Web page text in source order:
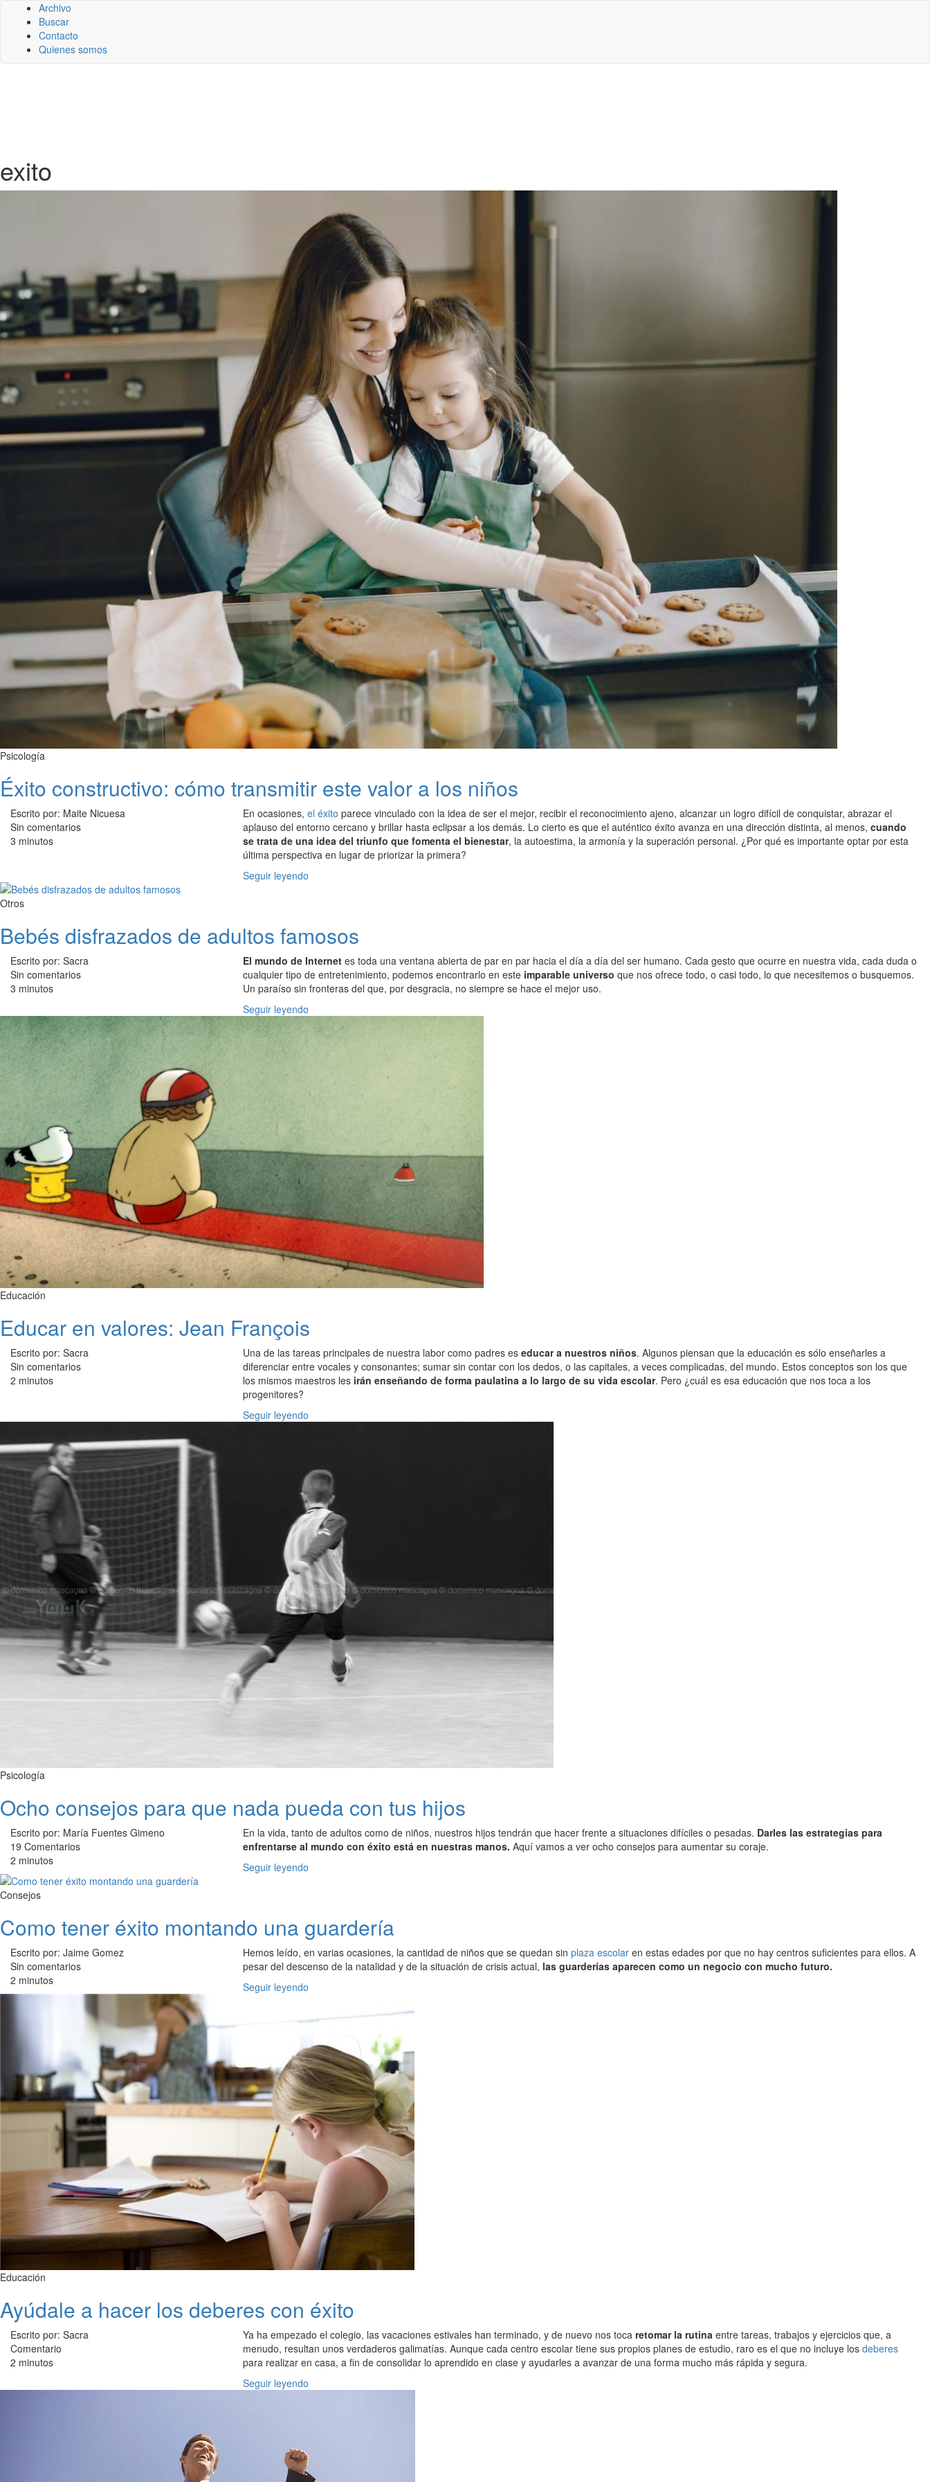
Archivo
Buscar
Contacto
Quienes somos
exito
Psicología
Éxito constructivo: cómo transmitir este valor a los niños
Escrito por: Maite Nicuesa
Sin comentarios
3 minutos
En ocasiones, el éxito parece vinculado con la idea de ser el mejor, recibir el reconocimiento ajeno, alcanzar un logro difícil de conquistar, abrazar el
aplauso del entorno cercano y brillar hasta eclipsar a los demás. Lo cierto es que el auténtico éxito avanza en una dirección distinta, al menos, cuando
se trata de una idea del triunfo que fomenta el bienestar, la autoestima, la armonía y la superación personal. ¿Por qué es importante optar por esta
última perspectiva en lugar de priorizar la primera?
Seguir leyendo
Otros
Bebés disfrazados de adultos famosos
Escrito por: Sacra
Sin comentarios
3 minutos
El mundo de Internet es toda una ventana abierta de par en par hacia el día a día del ser humano. Cada gesto que ocurre en nuestra vida, cada duda o
cualquier tipo de entretenimiento, podemos encontrarlo en este imparable universo que nos ofrece todo, o casi todo, lo que necesitemos o busquemos.
Un paraíso sin fronteras del que, por desgracia, no siempre se hace el mejor uso.
Seguir leyendo
Educación
Educar en valores: Jean François
Escrito por: Sacra
Sin comentarios
2 minutos
Una de las tareas principales de nuestra labor como padres es educar a nuestros niños. Algunos piensan que la educación es sólo enseñarles a
diferenciar entre vocales y consonantes; sumar sin contar con los dedos, o las capitales, a veces complicadas, del mundo. Estos conceptos son los que
los mismos maestros les irán enseñando de forma paulatina a lo largo de su vida escolar. Pero ¿cuál es esa educación que nos toca a los
progenitores?
Seguir leyendo
Psicología
Ocho consejos para que nada pueda con tus hijos
Escrito por: María Fuentes Gimeno
19 Comentarios
2 minutos
En la vida, tanto de adultos como de niños, nuestros hijos tendrán que hacer frente a situaciones difíciles o pesadas. Darles las estrategias para
enfrentarse al mundo con éxito está en nuestras manos. Aquí vamos a ver ocho consejos para aumentar su coraje.
Seguir leyendo
Consejos
Como tener éxito montando una guardería
Escrito por: Jaime Gomez
Sin comentarios
2 minutos
Hemos leído, en varias ocasiones, la cantidad de niños que se quedan sin plaza escolar en estas edades por que no hay centros suficientes para ellos. A
pesar del descenso de la natalidad y de la situación de crisis actual, las guarderías aparecen como un negocio con mucho futuro.
Seguir leyendo
Educación
Ayúdale a hacer los deberes con éxito
Escrito por: Sacra
Comentario
2 minutos
Ya ha empezado el colegio, las vacaciones estivales han terminado, y de nuevo nos toca retomar la rutina entre tareas, trabajos y ejercicios que, a
menudo, resultan unos verdaderos galimatías. Aunque cada centro escolar tiene sus propios planes de estudio, raro es el que no incluye los deberes
para realizar en casa, a fin de consolidar lo aprendido en clase y ayudarles a avanzar de una forma mucho más rápida y segura.
Seguir leyendo